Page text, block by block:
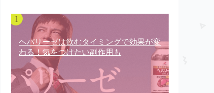
ヘパリーゼは飲むタイミングで効果が変
わる！気をつけたい副作用も